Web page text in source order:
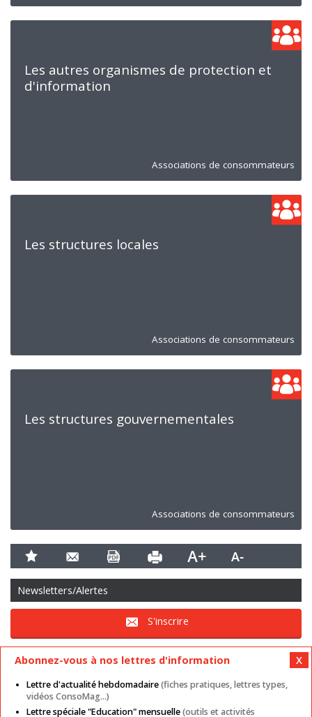
Associations de consommateurs
Les autres organismes de protection et
d'information
Associations de consommateurs
Les structures locales
Associations de consommateurs
Les structures gouvernementales
Newsletters/Alertes
S'inscrire
Abonnez-vous à nos lettres d'information
Lettre d'actualité hebdomadaire(fiches pratiques, lettres types,
vidéos ConsoMag...)
Lettre spéciale "Education" mensuelle(outils et activités